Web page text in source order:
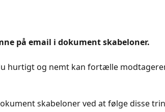
på email i dokument skabeloner.
hurtigt og nemt kan fortælle
skabeloner ved at følge disse